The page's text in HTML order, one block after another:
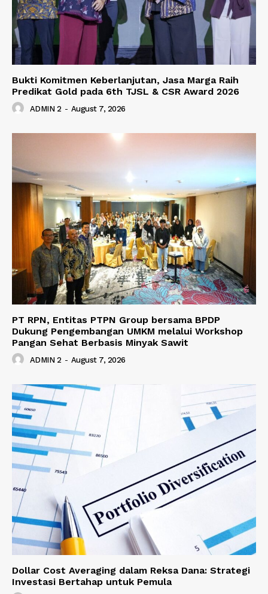
Bukti Komitmen Keberlanjutan, Jasa Marga Raih
Predikat Gold pada 6th TJSL & CSR Award 2026
ADMIN 2 - August 7, 2026
PT RPN, Entitas PTPN Group bersama BPDP
Dukung Pengembangan UMKM melalui Workshop
Pangan Sehat Berbasis Minyak Sawit
ADMIN 2 - August 7, 2026
Dollar Cost Averaging dalam Reksa Dana: Strategi
Investasi Bertahap untuk Pemula